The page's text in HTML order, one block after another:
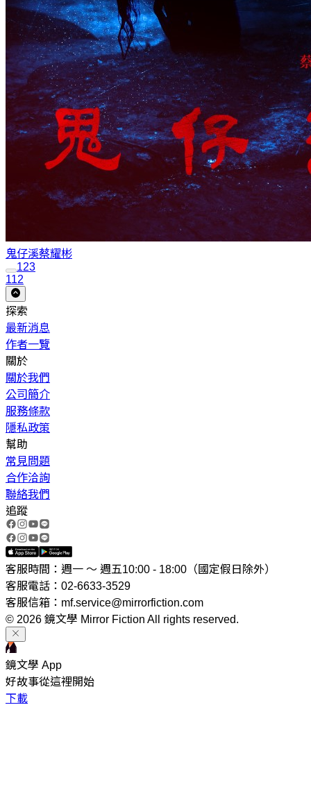
鬼仔溪蔡耀彬
123
112
探索
最新消息
作者一覽
關於
關於我們
公司簡介
服務條款
隱私政策
幫助
常見問題
合作洽詢
聯絡我們
追蹤
客服時間：週一 ～ 週五10:00 - 18:00（國定假日除外）
客服電話：02-6633-3529
客服信箱：mf.service@mirrorfiction.com
© 2026 鏡文學 Mirror Fiction All rights reserved.
鏡文學 App
好故事從這裡開始
下載